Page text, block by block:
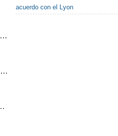
acuerdo con el Lyon